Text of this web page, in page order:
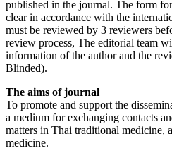
published in the journal. The form
clear in accordance with the
must be reviewed by 3 reviewers
review process, The editorial team
information of the author and the
Blinded).
The aims of journal
To promote and support the
a medium for exchanging contacts
matters in Thai traditional medicine,
medicine.